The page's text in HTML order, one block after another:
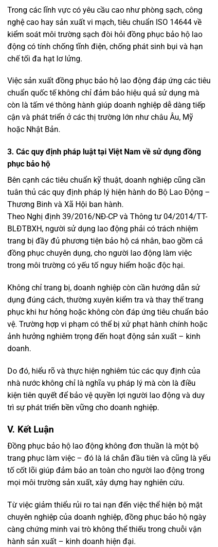
Trong các lĩnh vực có yêu cầu cao như phòng sạch, công
nghệ cao hay sản xuất vi mạch, tiêu chuẩn ISO 14644 về
kiểm soát môi trường sạch đòi hỏi đồng phục bảo hộ lao
động có tính chống tĩnh điện, chống phát sinh bụi và hạn
chế tối đa hạt lơ lửng.
Việc sản xuất đồng phục bảo hộ lao động đáp ứng các tiêu
chuẩn quốc tế không chỉ đảm bảo hiệu quả sử dụng mà
còn là tấm vé thông hành giúp doanh nghiệp dễ dàng tiếp
cận và phát triển ở các thị trường lớn như châu Âu, Mỹ
hoặc Nhật Bản.
3. Các quy định pháp luật tại Việt Nam về sử dụng đồng
phục bảo hộ
Bên cạnh các tiêu chuẩn kỹ thuật, doanh nghiệp cũng cần
tuân thủ các quy định pháp lý hiện hành do Bộ Lao Động –
Thương Binh và Xã Hội ban hành.
Theo Nghị định 39/2016/NĐ-CP và Thông tư 04/2014/TT-
BLĐTBXH, người sử dụng lao động phải có trách nhiệm
trang bị đầy đủ phương tiện bảo hộ cá nhân, bao gồm cả
đồng phục chuyên dụng, cho người lao động làm việc
trong môi trường có yếu tố nguy hiểm hoặc độc hại.
Không chỉ trang bị, doanh nghiệp còn cần hướng dẫn sử
dụng đúng cách, thường xuyên kiểm tra và thay thế trang
phục khi hư hỏng hoặc không còn đáp ứng tiêu chuẩn bảo
vệ. Trường hợp vi phạm có thể bị xử phạt hành chính hoặc
ảnh hưởng nghiêm trọng đến hoạt động sản xuất – kinh
doanh.
Do đó, hiểu rõ và thực hiện nghiêm túc các quy định của
nhà nước không chỉ là nghĩa vụ pháp lý mà còn là điều
kiện tiên quyết để bảo vệ quyền lợi người lao động và duy
trì sự phát triển bền vững cho doanh nghiệp.
V. Kết Luận
Đồng phục bảo hộ lao động không đơn thuần là một bộ
trang phục làm việc – đó là lá chắn đầu tiên và cũng là yếu
tố cốt lõi giúp đảm bảo an toàn cho người lao động trong
mọi môi trường sản xuất, xây dựng hay nghiên cứu.
Từ việc giảm thiểu rủi ro tai nạn đến việc thể hiện bộ mặt
chuyên nghiệp của doanh nghiệp, đồng phục bảo hộ ngày
càng chứng minh vai trò không thể thiếu trong chuỗi vận
hành sản xuất – kinh doanh hiện đại.